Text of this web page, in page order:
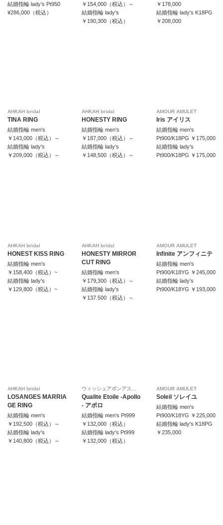
結婚指輪 lady’s Pt950
¥286,000（税込）
￥154,000（税込）～
結婚指輪 lady's
￥190,300（税込）
￥178,000
結婚指輪 lady's K18PG
￥208,000
AHKAH bridal
TINA RING
結婚指輪 men's
￥143,000（税込）～
結婚指輪 lady's
￥209,000（税込）～
AHKAH bridal
HONESTY RING
結婚指輪 men's
￥187,000（税込）～
結婚指輪 lady's
￥148,500（税込）～
AMOUR AMULET
Iris アイリス
結婚指輪 men's
Pt900/K18PG ￥175,000
結婚指輪 lady's
Pt900/K18PG ￥175,000
AHKAH bridal
HONEST KISS RING
結婚指輪 men's
￥158,400（税込）~
結婚指輪 lady's
￥129,800（税込）~
AHKAH bridal
HONESTY MIRROR
CUT RING
結婚指輪 men's
￥179,300（税込）～
結婚指輪 lady's
￥137.500（税込）～
AMOUR AMULET
Infinite アンフィニテ
結婚指輪 men's
Pt900/K18YG ￥245,000
結婚指輪 lady's
Pt900/K18YG ￥193,000
AHKAH bridal
LOSANGES MARRIA
GE RING
結婚指輪 men's
￥192,500（税込）～
結婚指輪 lady's
￥140,800（税込）～
Qualite Etoile -Apollo
- アポロ
結婚指輪 men's Pt999
￥132,000（税込）
結婚指輪 lady's Pt999
￥132,000（税込）
AMOUR AMULET
Soleil ソレイユ
結婚指輪 men's
Pt900/K18YG ￥225,000
結婚指輪 lady's K18PG
￥235,000